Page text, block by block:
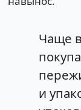
Чаще
и